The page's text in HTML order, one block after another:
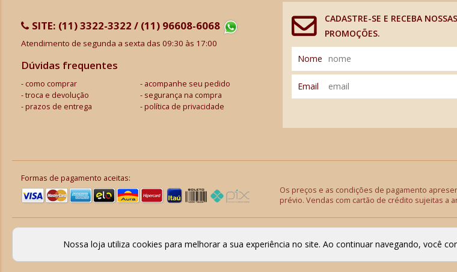
SITE: (11) 3322-3322 / (11) 96608-6068
Atendimento de segunda a sexta das 09:30 às 17:00
Dúvidas frequentes
como comprar
acompanhe seu pedido
troca e devolução
segurança na compra
prazos de entrega
política de privacidade
CADASTRE-SE E RECEBA
PROMOÇÕES.
Nome
Email
Formas de pagamento aceitas:
Os preços e as condições de pagamento
prévio. Vendas com cartão de crédito sujeitas a
Nossa loja utiliza cookies para melhorar a sua experiência no site. Ao continuar navegando, você